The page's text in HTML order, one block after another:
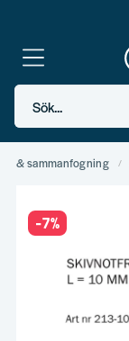
Sök...
& sammanfogning
-7%